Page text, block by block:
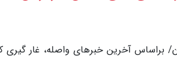
براساس آخرین خبرهای واصله، غار گیری